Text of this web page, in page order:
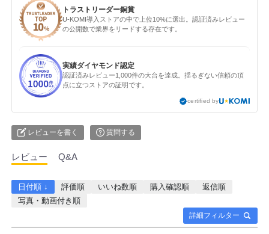
トラストリーダー銅賞
U-KOMI導入ストアの中で上位10%に選出。認証済みレビュー
の公開数で業界をリードする存在です。
実績ダイヤモンド認定
認証済みレビュー1,000件の大台を達成。揺るぎない信頼の頂
点に立つストアの証明です。
certified by
レビューを書く 質問する
レビュー Q&A
詳細フィルター
日付順 ↓ 評価順 いいね数順 購入確認順
返信順
写真・動画付き順